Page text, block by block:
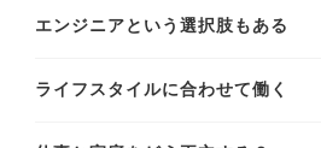
エンジニアという選択肢もある
ライフスタイルに合わせて働く